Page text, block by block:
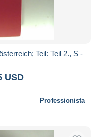
Teil: Teil 2., S -
USD
Professionista